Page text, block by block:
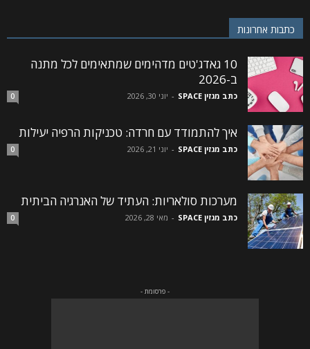
כתבות אחרונות
10 גאדג'טים מדהימים שמתאימים לכל מתנה
ב-2026
כתב מגזין SPACE - יוני 30, 2026 0
איך להתמודד עם חרדה: טכניקות הרפיה יעילות
כתב מגזין SPACE - יוני 21, 2026 0
מערכות סולאריות: העתיד של האנרגיה הביתית
כתב מגזין SPACE - מאי 28, 2026 0
- פרסומת -